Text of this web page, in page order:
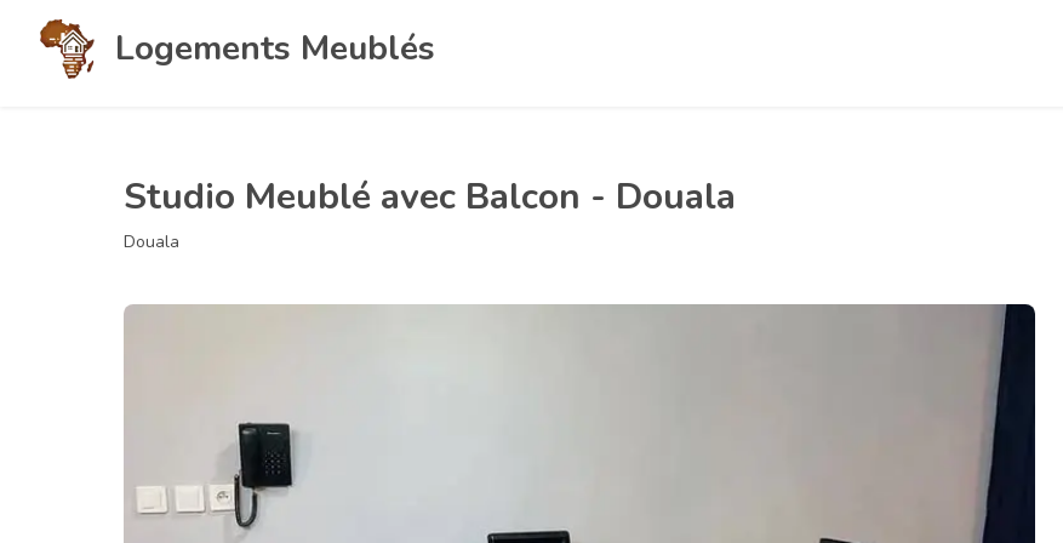
Logements Meublés
Studio Meublé avec Balcon - Douala
Douala